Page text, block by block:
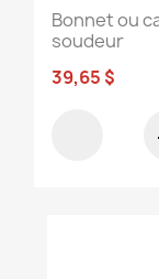
Bonnet ou
soudeur
39,65 $